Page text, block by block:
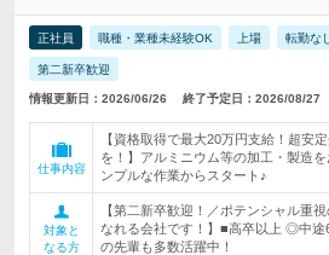
正社員 職種・業種未経験OK 上場 転勤なし
第二新卒歓迎
情報更新日：2026/06/26 終了予定日：2026/08/27
仕事内容
【資格取得で最大20万円支給！超安
を！】アルミニウム等の加工・製造
ンプルな作業からスタート♪
対象と
なる方
【第二新卒歓迎！／ポテンシャル重
なれる会社です！】■高卒以上 ◎中途
の先輩も多数活躍中！